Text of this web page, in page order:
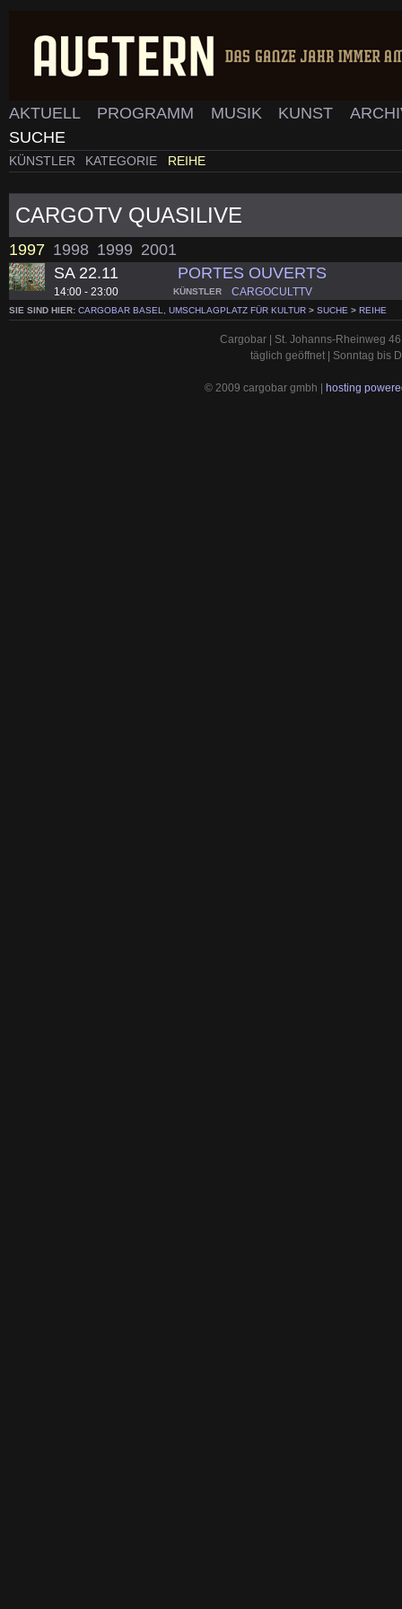
AKTUELL PROGRAMM MUSIK KUNST
SUCHE
KÜNSTLER KATEGORIE REIHE
CARGOTV QUASILIVE
1997 1998 1999 2001
SA 22.11
14:00 - 23:00
PORTES OUVERTS
KÜNSTLER CARGOCULTTV
SIE SIND HIER: CARGOBAR BASEL, UMSCHLAGPLATZ FÜR KULTUR > SUCHE > REIHE
Cargobar | St. Johanns-Rheinweg
täglich geöffnet | Sonntag bis
© 2009 cargobar gmbh | hosting